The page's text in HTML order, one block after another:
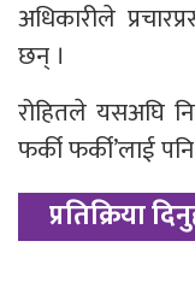
अधिकारीले
छन् ।
रोहितले यसअघि
फर्की फर्की’लाई
प्रतिक्रिया